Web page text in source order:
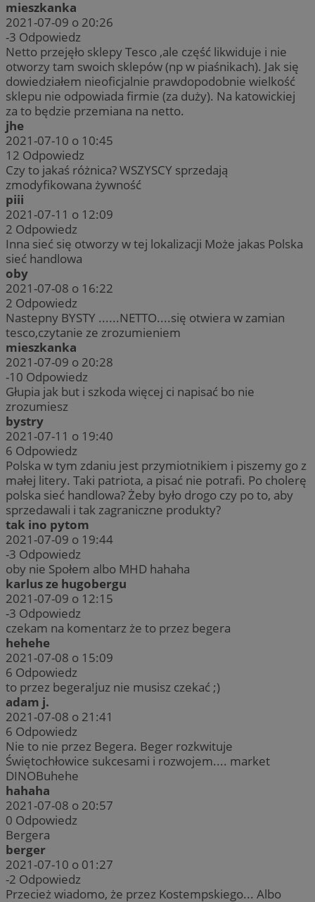
mieszkanka
2021-07-09 o 20:26
-3 Odpowiedz
Netto przejęło sklepy Tesco ,ale część likwiduje i nie
otworzy tam swoich sklepów (np w piaśnikach). Jak się
dowiedziałem nieoficjalnie prawdopodobnie wielkość
sklepu nie odpowiada firmie (za duży). Na katowickiej
za to będzie przemiana na netto.
jhe
2021-07-10 o 10:45
12 Odpowiedz
Czy to jakaś różnica? WSZYSCY sprzedają
zmodyfikowana żywność
piii
2021-07-11 o 12:09
2 Odpowiedz
Inna sieć się otworzy w tej lokalizacji Może jakas Polska
sieć handlowa
oby
2021-07-08 o 16:22
2 Odpowiedz
Nastepny BYSTY ......NETTO....się otwiera w zamian
tesco,czytanie ze zrozumieniem
mieszkanka
2021-07-09 o 20:28
-10 Odpowiedz
Głupia jak but i szkoda więcej ci napisać bo nie
zrozumiesz
bystry
2021-07-11 o 19:40
6 Odpowiedz
Polska w tym zdaniu jest przymiotnikiem i piszemy go z
małej litery. Taki patriota, a pisać nie potrafi. Po cholerę
polska sieć handlowa? Żeby było drogo czy po to, aby
sprzedawali i tak zagraniczne produkty?
tak ino pytom
2021-07-09 o 19:44
-3 Odpowiedz
oby nie Społem albo MHD hahaha
karlus ze hugobergu
2021-07-09 o 12:15
-3 Odpowiedz
czekam na komentarz że to przez begera
hehehe
2021-07-08 o 15:09
6 Odpowiedz
to przez begera!juz nie musisz czekać ;)
adam j.
2021-07-08 o 21:41
6 Odpowiedz
Nie to nie przez Begera. Beger rozkwituje
Świętochłowice sukcesami i rozwojem.... market
DINOBuhehe
hahaha
2021-07-08 o 20:57
0 Odpowiedz
Bergera
berger
2021-07-10 o 01:27
-2 Odpowiedz
Przecież wiadomo, że przez Kostempskiego... Albo